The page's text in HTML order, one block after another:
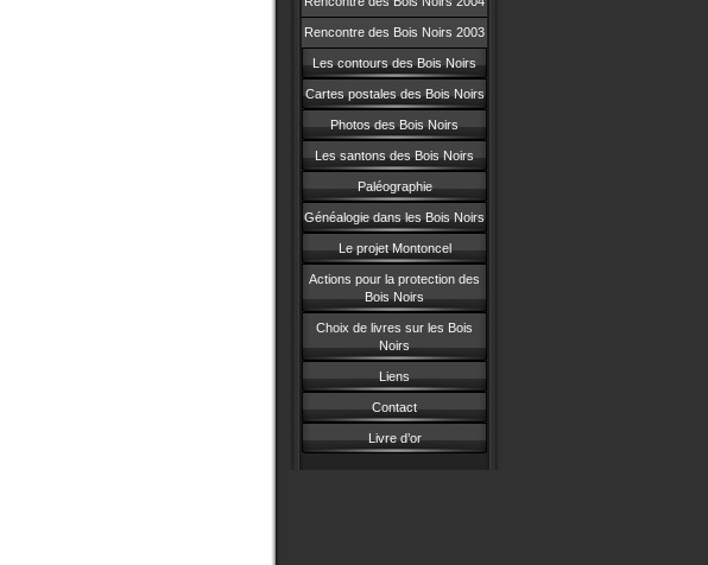
Rencontre des Bois Noirs 2003
Les contours des Bois Noirs
Cartes postales des Bois Noirs
Photos des Bois Noirs
Les santons des Bois Noirs
Paléographie
Généalogie dans les Bois Noirs
Le projet Montoncel
Actions pour la protection des
Bois Noirs
Choix de livres sur les Bois
Noirs
Liens
Contact
Livre d’or